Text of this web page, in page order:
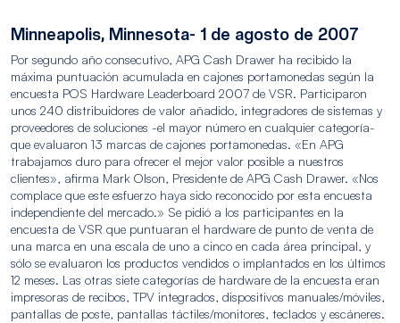
Minneapolis, Minnesota- 1 de agosto de 2007
Por segundo año consecutivo, APG Cash Drawer ha recibido la
máxima puntuación acumulada en cajones portamonedas según la
encuesta POS Hardware Leaderboard 2007 de VSR. Participaron
unos 240 distribuidores de valor añadido, integradores de sistemas y
proveedores de soluciones -el mayor número en cualquier categoría-
que evaluaron 13 marcas de cajones portamonedas. «En APG
trabajamos duro para ofrecer el mejor valor posible a nuestros
clientes», afirma Mark Olson, Presidente de APG Cash Drawer. «Nos
complace que este esfuerzo haya sido reconocido por esta encuesta
independiente del mercado.» Se pidió a los participantes en la
encuesta de VSR que puntuaran el hardware de punto de venta de
una marca en una escala de uno a cinco en cada área principal, y
sólo se evaluaron los productos vendidos o implantados en los últimos
12 meses. Las otras siete categorías de hardware de la encuesta eran
impresoras de recibos, TPV integrados, dispositivos manuales/móviles,
pantallas de poste, pantallas táctiles/monitores, teclados y escáneres.